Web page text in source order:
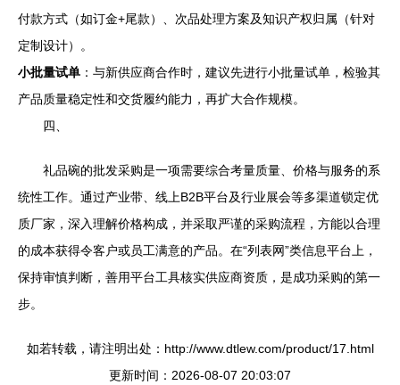
付款方式（如订金+尾款）、次品处理方案及知识产权归属（针对
定制设计）。
小批量试单 ：与新供应商合作时，建议先进行小批量试单，检验其
产品质量稳定性和交货履约能力，再扩大合作规模。
四、
礼品碗的批发采购是一项需要综合考量质量、价格与服务的系
统性工作。通过产业带、线上B2B平台及行业展会等多渠道锁定优
质厂家，深入理解价格构成，并采取严谨的采购流程，方能以合理
的成本获得令客户或员工满意的产品。在“列表网”类信息平台上，
保持审慎判断，善用平台工具核实供应商资质，是成功采购的第一
步。
如若转载，请注明出处：http://www.dtlew.com/product/17.html
更新时间：2026-08-07 20:03:07